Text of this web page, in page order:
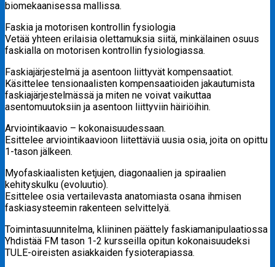
biomekaanisessa mallissa.
Faskia ja motorisen kontrollin fysiologia
Vetää yhteen erilaisia olettamuksia siitä, minkälainen osuus
faskialla on motorisen kontrollin fysiologiassa.
Faskiajärjestelmä ja asentoon liittyvät kompensaatiot.
Käsittelee tensionaalisten kompensaatioiden jakautumista
faskiajärjestelmässä ja miten ne voivat vaikuttaa
asentomuutoksiin ja asentoon liittyviin häiriöihin.
Arviointikaavio – kokonaisuudessaan.
Esittelee arviointikaavioon liitettäviä uusia osia, joita on opittu
1-tason jälkeen.
Myofaskiaalisten ketjujen, diagonaalien ja spiraalien
kehityskulku (evoluutio).
Esittelee osia vertailevasta anatomiasta osana ihmisen
faskiasysteemin rakenteen selvittelyä.
Toimintasuunnitelma, kliininen päättely faskiamanipulaatiossa
Yhdistää FM tason 1-2 kursseilla opitun kokonaisuudeksi
TULE-oireisten asiakkaiden fysioterapiassa.